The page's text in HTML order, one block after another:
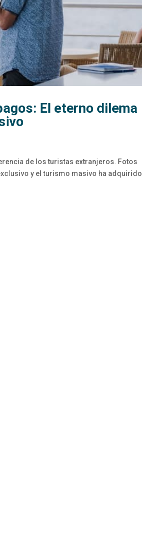
El eterno dilema
de los turistas extranjeros. Fotos
y el turismo masivo ha adquirido